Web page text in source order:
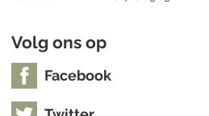
Volg ons op
Facebook